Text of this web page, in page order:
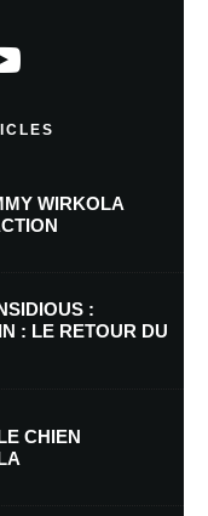
WIRKOLA
:
: LE RETOUR DU
CHIEN